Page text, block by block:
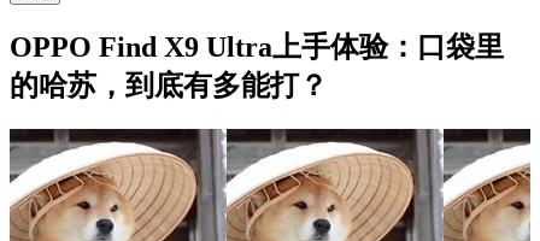
OPPO Find X9 Ultra上手体验：口袋里
的哈苏，到底有多能打？